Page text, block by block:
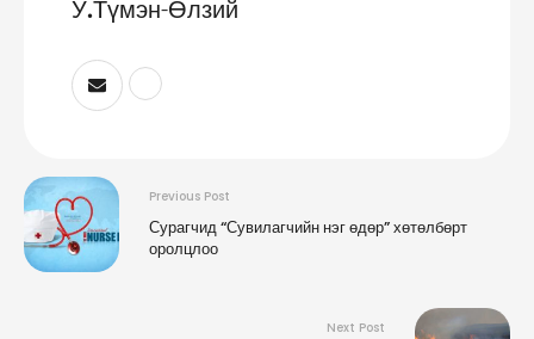
У.Түмэн-Өлзий
Previous Post
Сурагчид “Сувилагчийн нэг өдөр” хөтөлбөрт
оролцлоо
Next Post